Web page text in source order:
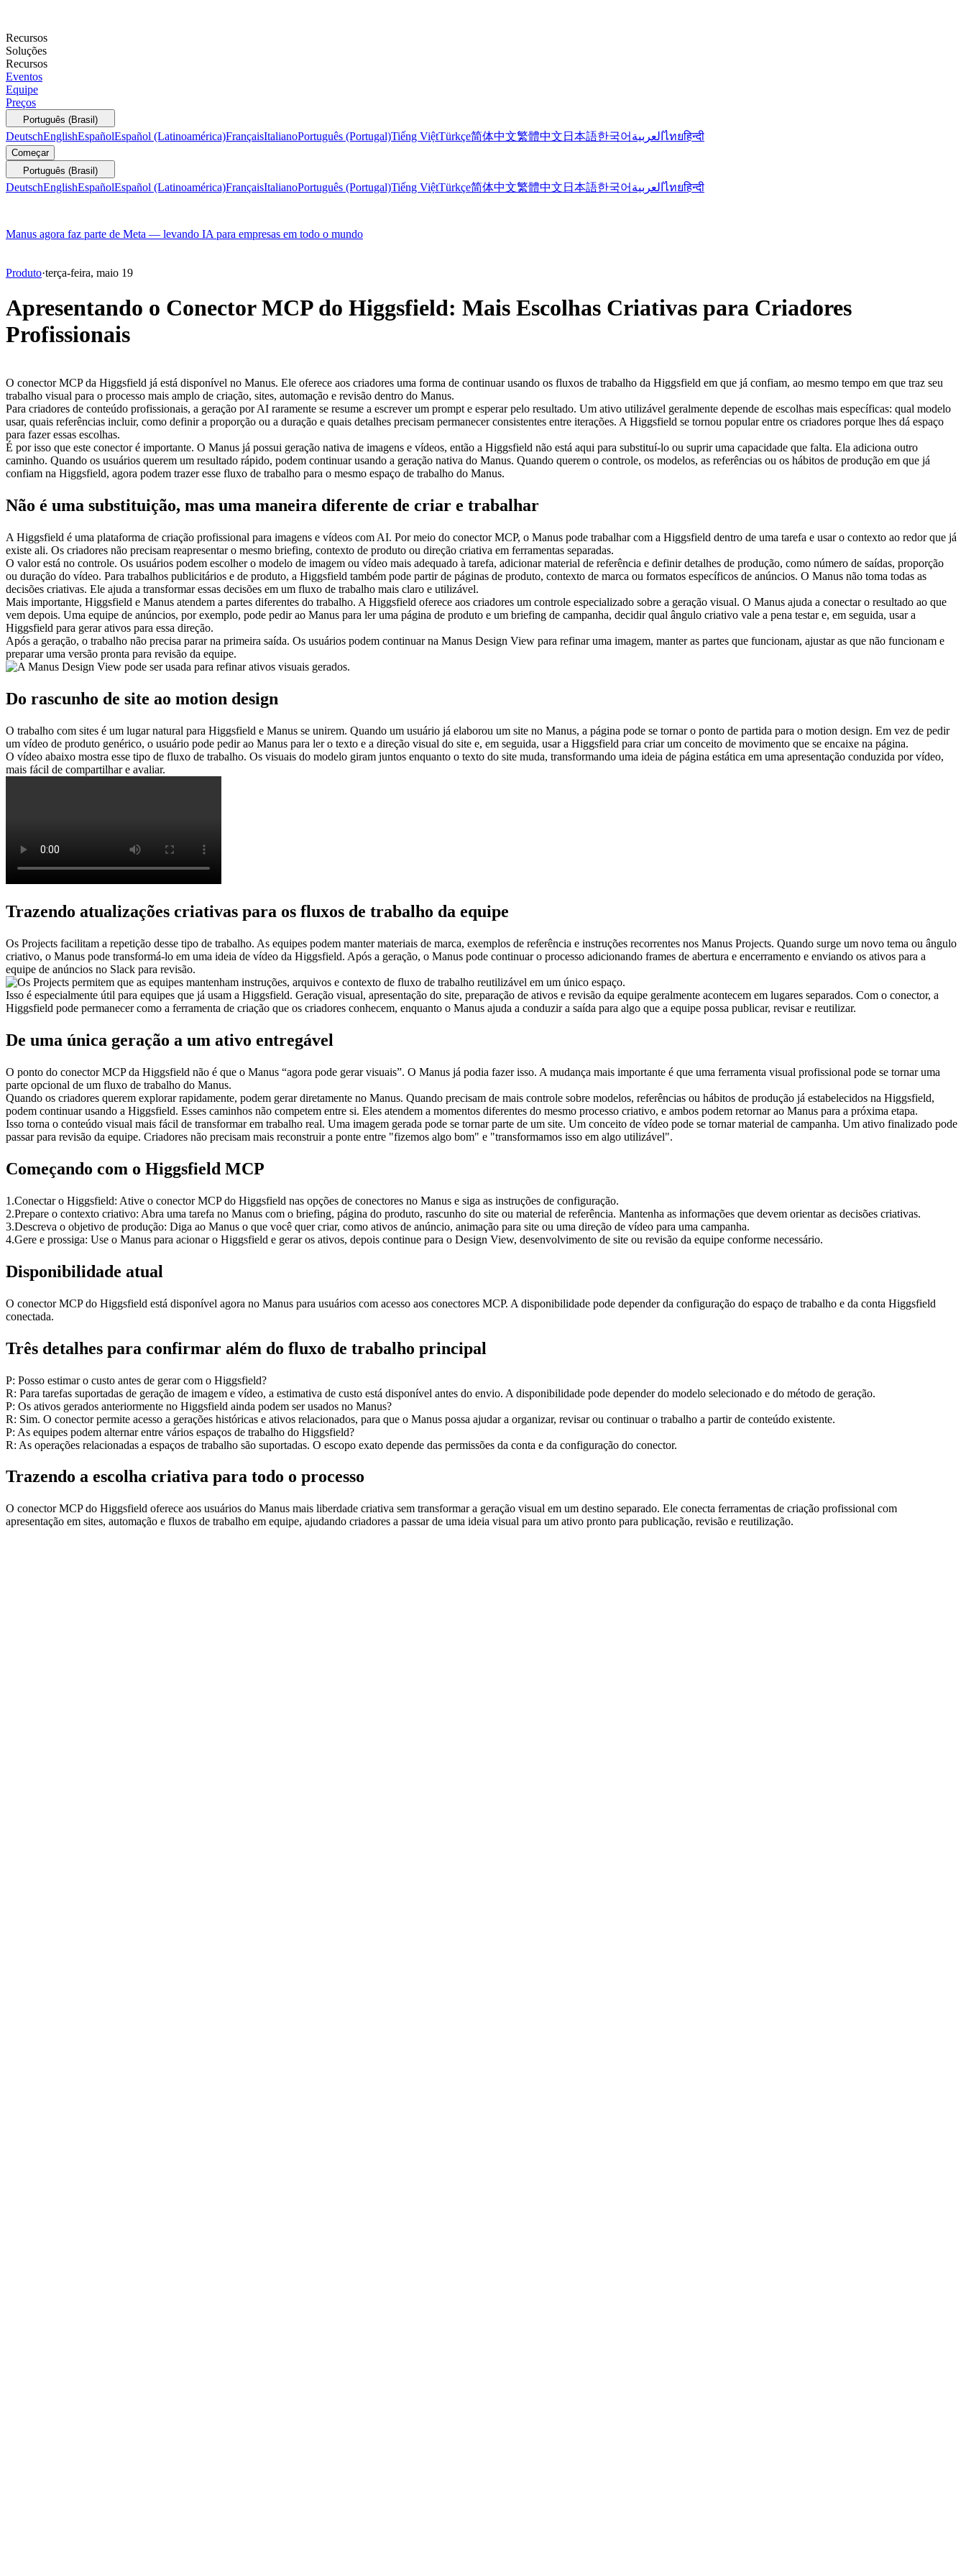
Recursos
Soluções
Recursos
Eventos
Equipe
Preços
Português (Brasil)
DeutschEnglishEspañolEspañol (Latinoamérica)FrançaisItalianoPortuguês (Portugal)Tiếng ViệtTürkçe简体中文繁體中文 日本語한국어 العربيةไทยहिन्दी
Começar
Português (Brasil)
DeutschEnglishEspañolEspañol (Latinoamérica)FrançaisItalianoPortuguês (Portugal)Tiếng ViệtTürkçe简体中文繁體中文 日本語한국어 العربيةไทยहिन्दी
Manus agora faz parte de Meta — levando IA para empresas em todo o mundo
Produto·terça-feira, maio 19
Apresentando o Conector MCP do Higgsfield: Mais Escolhas Criativas para Criadores
Profissionais
O conector MCP da Higgsfield já está disponível no Manus. Ele oferece aos criadores uma forma de continuar usando os fluxos de trabalho da Higgsfield em que já confiam, ao mesmo tempo em que traz seu
trabalho visual para o processo mais amplo de criação, sites, automação e revisão dentro do Manus.
Para criadores de conteúdo profissionais, a geração por AI raramente se resume a escrever um prompt e esperar pelo resultado. Um ativo utilizável geralmente depende de escolhas mais específicas: qual modelo
usar, quais referências incluir, como definir a proporção ou a duração e quais detalhes precisam permanecer consistentes entre iterações. A Higgsfield se tornou popular entre os criadores porque lhes dá espaço
para fazer essas escolhas.
É por isso que este conector é importante. O Manus já possui geração nativa de imagens e vídeos, então a Higgsfield não está aqui para substituí-lo ou suprir uma capacidade que falta. Ela adiciona outro
caminho. Quando os usuários querem um resultado rápido, podem continuar usando a geração nativa do Manus. Quando querem o controle, os modelos, as referências ou os hábitos de produção em que já
confiam na Higgsfield, agora podem trazer esse fluxo de trabalho para o mesmo espaço de trabalho do Manus.
Não é uma substituição, mas uma maneira diferente de criar e trabalhar
A Higgsfield é uma plataforma de criação profissional para imagens e vídeos com AI. Por meio do conector MCP, o Manus pode trabalhar com a Higgsfield dentro de uma tarefa e usar o contexto ao redor que já
existe ali. Os criadores não precisam reapresentar o mesmo briefing, contexto de produto ou direção criativa em ferramentas separadas.
O valor está no controle. Os usuários podem escolher o modelo de imagem ou vídeo mais adequado à tarefa, adicionar material de referência e definir detalhes de produção, como número de saídas, proporção
ou duração do vídeo. Para trabalhos publicitários e de produto, a Higgsfield também pode partir de páginas de produto, contexto de marca ou formatos específicos de anúncios. O Manus não toma todas as
decisões criativas. Ele ajuda a transformar essas decisões em um fluxo de trabalho mais claro e utilizável.
Mais importante, Higgsfield e Manus atendem a partes diferentes do trabalho. A Higgsfield oferece aos criadores um controle especializado sobre a geração visual. O Manus ajuda a conectar o resultado ao que
vem depois. Uma equipe de anúncios, por exemplo, pode pedir ao Manus para ler uma página de produto e um briefing de campanha, decidir qual ângulo criativo vale a pena testar e, em seguida, usar a
Higgsfield para gerar ativos para essa direção.
Após a geração, o trabalho não precisa parar na primeira saída. Os usuários podem continuar na Manus Design View para refinar uma imagem, manter as partes que funcionam, ajustar as que não funcionam e
preparar uma versão pronta para revisão da equipe.
Do rascunho de site ao motion design
O trabalho com sites é um lugar natural para Higgsfield e Manus se unirem. Quando um usuário já elaborou um site no Manus, a página pode se tornar o ponto de partida para o motion design. Em vez de pedir
um vídeo de produto genérico, o usuário pode pedir ao Manus para ler o texto e a direção visual do site e, em seguida, usar a Higgsfield para criar um conceito de movimento que se encaixe na página.
O vídeo abaixo mostra esse tipo de fluxo de trabalho. Os visuais do modelo giram juntos enquanto o texto do site muda, transformando uma ideia de página estática em uma apresentação conduzida por vídeo,
mais fácil de compartilhar e avaliar.
Trazendo atualizações criativas para os fluxos de trabalho da equipe
Os Projects facilitam a repetição desse tipo de trabalho. As equipes podem manter materiais de marca, exemplos de referência e instruções recorrentes nos Manus Projects. Quando surge um novo tema ou ângulo
criativo, o Manus pode transformá-lo em uma ideia de vídeo da Higgsfield. Após a geração, o Manus pode continuar o processo adicionando frames de abertura e encerramento e enviando os ativos para a
equipe de anúncios no Slack para revisão.
Isso é especialmente útil para equipes que já usam a Higgsfield. Geração visual, apresentação do site, preparação de ativos e revisão da equipe geralmente acontecem em lugares separados. Com o conector, a
Higgsfield pode permanecer como a ferramenta de criação que os criadores conhecem, enquanto o Manus ajuda a conduzir a saída para algo que a equipe possa publicar, revisar e reutilizar.
De uma única geração a um ativo entregável
O ponto do conector MCP da Higgsfield não é que o Manus “agora pode gerar visuais”. O Manus já podia fazer isso. A mudança mais importante é que uma ferramenta visual profissional pode se tornar uma
parte opcional de um fluxo de trabalho do Manus.
Quando os criadores querem explorar rapidamente, podem gerar diretamente no Manus. Quando precisam de mais controle sobre modelos, referências ou hábitos de produção já estabelecidos na Higgsfield,
podem continuar usando a Higgsfield. Esses caminhos não competem entre si. Eles atendem a momentos diferentes do mesmo processo criativo, e ambos podem retornar ao Manus para a próxima etapa.
Isso torna o conteúdo visual mais fácil de transformar em trabalho real. Uma imagem gerada pode se tornar parte de um site. Um conceito de vídeo pode se tornar material de campanha. Um ativo finalizado pode
passar para revisão da equipe. Criadores não precisam mais reconstruir a ponte entre "fizemos algo bom" e "transformamos isso em algo utilizável".
Começando com o Higgsfield MCP
1 .Conectar o Higgsfield: Ative o conector MCP do Higgsfield nas opções de conectores no Manus e siga as instruções de configuração.
2.Prepare o contexto criativo: Abra uma tarefa no Manus com o briefing, página do produto, rascunho do site ou material de referência. Mantenha as informações que devem orientar as decisões criativas.
3.Descreva o objetivo de produção: Diga ao Manus o que você quer criar, como ativos de anúncio, animação para site ou uma direção de vídeo para uma campanha.
4.Gere e prossiga: Use o Manus para acionar o Higgsfield e gerar os ativos, depois continue para o Design View, desenvolvimento de site ou revisão da equipe conforme necessário.
Disponibilidade atual
O conector MCP do Higgsfield está disponível agora no Manus para usuários com acesso aos conectores MCP. A disponibilidade pode depender da configuração do espaço de trabalho e da conta Higgsfield
conectada.
Três detalhes para confirmar além do fluxo de trabalho principal
P: Posso estimar o custo antes de gerar com o Higgsfield?
R: Para tarefas suportadas de geração de imagem e vídeo, a estimativa de custo está disponível antes do envio. A disponibilidade pode depender do modelo selecionado e do método de geração.
P: Os ativos gerados anteriormente no Higgsfield ainda podem ser usados no Manus?
R: Sim. O conector permite acesso a gerações históricas e ativos relacionados, para que o Manus possa ajudar a organizar, revisar ou continuar o trabalho a partir de conteúdo existente.
P: As equipes podem alternar entre vários espaços de trabalho do Higgsfield?
R: As operações relacionadas a espaços de trabalho são suportadas. O escopo exato depende das permissões da conta e da configuração do conector.
Trazendo a escolha criativa para todo o processo
O conector MCP do Higgsfield oferece aos usuários do Manus mais liberdade criativa sem transformar a geração visual em um destino separado. Ele conecta ferramentas de criação profissional com
apresentação em sites, automação e fluxos de trabalho em equipe, ajudando criadores a passar de uma ideia visual para um ativo pronto para publicação, revisão e reutilização.